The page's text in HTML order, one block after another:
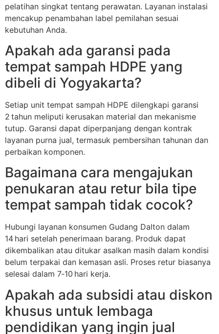
pelatihan singkat tentang perawatan. Layanan instalasi
mencakup penambahan label pemilahan sesuai
kebutuhan Anda.
Apakah ada garansi pada
tempat sampah HDPE yang
dibeli di Yogyakarta?
Setiap unit tempat sampah HDPE dilengkapi garansi
2 tahun meliputi kerusakan material dan mekanisme
tutup. Garansi dapat diperpanjang dengan kontrak
layanan purna jual, termasuk pembersihan tahunan dan
perbaikan komponen.
Bagaimana cara mengajukan
penukaran atau retur bila tipe
tempat sampah tidak cocok?
Hubungi layanan konsumen Gudang Dalton dalam
14 hari setelah penerimaan barang. Produk dapat
dikembalikan atau ditukar asalkan masih dalam kondisi
belum terpakai dan kemasan asli. Proses retur biasanya
selesai dalam 7‑10 hari kerja.
Apakah ada subsidi atau diskon
khusus untuk lembaga
pendidikan yang ingin jual